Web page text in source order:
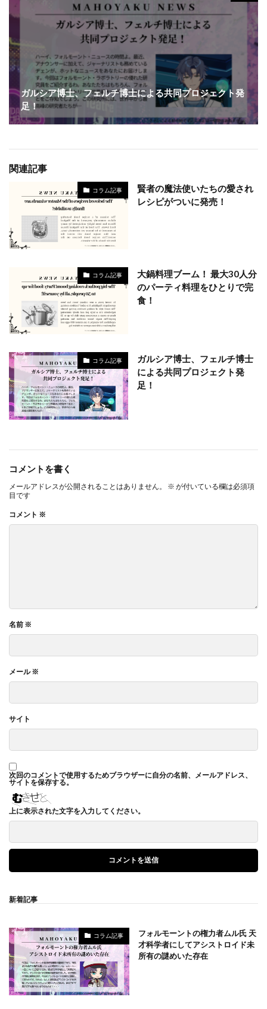
ガルシア博士、フェルチ博士による共同プロジェクト発
足！
関連記事
コラム記事
賢者の魔法使いたちの愛され
レシピがついに発売！
コラム記事
大鍋料理ブーム！ 最大30人分
のパーティ料理をひとりで完
食！
コラム記事
ガルシア博士、フェルチ博士
による共同プロジェクト発
足！
コメントを書く
メールアドレスが公開されることはありません。 ※ が付いている欄は必須項
目です
コメント ※
名前 ※
メール※
サイト
次回のコメントで使用するためブラウザーに自分の名前、メールアドレス、
サイトを保存する。
上に表示された文字を入力してください。
新着記事
コラム記事
フォルモーントの権力者ムル氏 天
才科学者にしてアシストロイド未
所有の謎めいた存在